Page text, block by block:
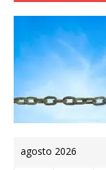
agosto 2026